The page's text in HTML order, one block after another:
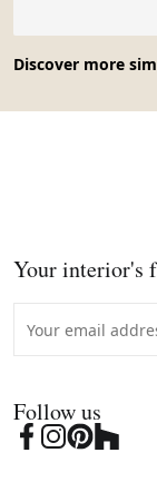
Discover more
Your interior's
Follow us